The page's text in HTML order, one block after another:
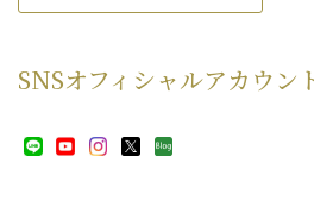
SNSオフィシャルアカウン